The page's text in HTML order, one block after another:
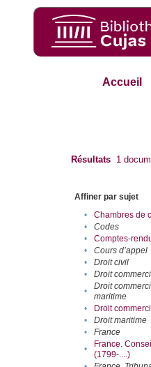
Accueil
Résultats 1
Affiner par sujet
•
Chambres de
•
Codes
•
Comptes-
•
Cours d’appel
•
Droit civil
•
Droit
•
Droit
maritime
• Droit
•
Droit maritime
•
France
•
France.
(1799-....)